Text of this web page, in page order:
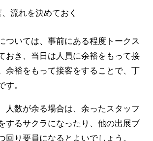
流れを決めておく
ついては、事前にある程度トークス
おき、当日は人員に余裕をもって接
余裕をもって接客をすることで、丁
す。
人数が余る場合は、余ったスタッフ
するサクラになったり、他の出展ブ
回り要員になるとよいでしょう。